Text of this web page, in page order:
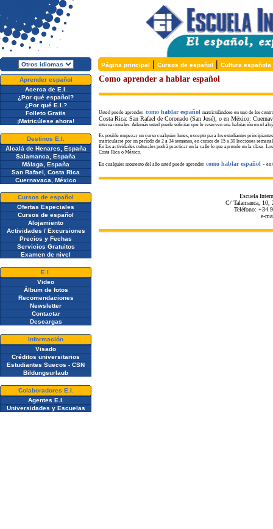
Página principal | Cursos de español | Cultura española
Aprender español
Acerca de E.I.
¿Por qué español?
¿Por qué E.I.?
Folleto Gratis
¡Matricúlese ahora!
Destinos E.I.
Alcalá de Henares, España
Salamanca, España
Málaga, España
San Rafael, Costa Rica
Cuernavaca, México
Cursos de español
Ofertas Especiales
Cursos de español
Alojamiento
Actividades / Excursiones
Precios y Fechas
Servicios Gratuitos
Examen de nivel
E.I.
Video
Álbum de fotos
Recomendaciones
Newsletter
Contactar
Descargas
Información
Visado
Créditos universitarios
Estudiantes Suecos - CSN
Bildungsurlaub
Colaboradores E.I.
Agentes E.I.
Universidades y Escuelas
Como aprender a hablar español
Usted puede aprender como hablar español matriculándose en uno de los
Costa Rica: San Rafael de Coronado (San José); o en México:
internacionales. Además usted puede solicitar que le reserven una habitación en el
Es posible empezar un curso cualquier lunes, excepto para los estudiantes
matricularse por un período de 2 a 34 semanas, en cursos de 15 a 30 lecciones
En las actividades culturales podrá practicar en la calle lo que aprende en la clase.
Costa Rica o México.
En cualquier momento del año usted puede aprender como hablar español - en
Escuela
C/ Talamanca, 10,
Teléfono: +34
e-